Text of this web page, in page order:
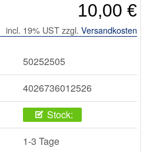
10,00 €
incl. 19% UST zzgl. Versandkosten
50252505
4026736012526
Stock:
1-3 Tage